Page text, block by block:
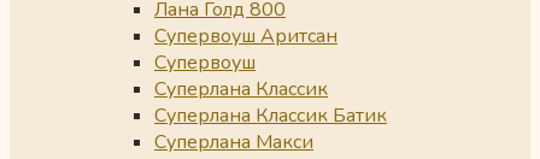
Лана Голд 800
Супервоуш Аритсан
Супервоуш
Суперлана Классик
Суперлана Классик Батик
Суперлана Макси